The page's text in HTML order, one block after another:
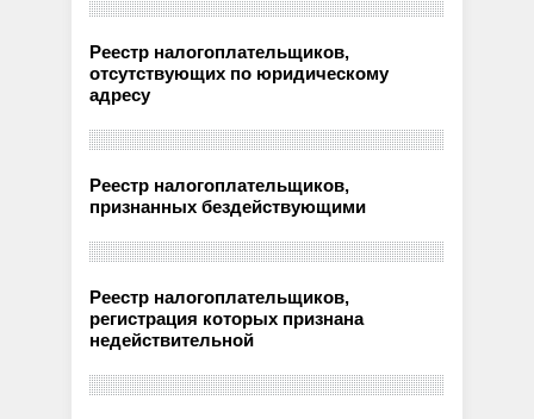
Реестр налогоплательщиков,
отсутствующих по юридическому
адресу
Реестр налогоплательщиков,
признанных бездействующими
Реестр налогоплательщиков,
регистрация которых признана
недействительной